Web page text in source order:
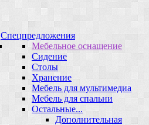
Спецпредложения
Мебельное оснащение
Сидение
Столы
Хранение
Мебель для мультимедиа
Мебель для спальни
Остальные...
Дополнительная